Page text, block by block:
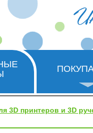
3D принтеров и 3D